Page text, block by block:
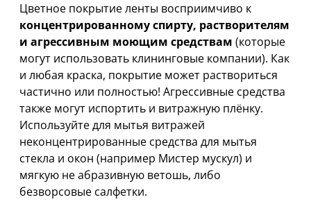
Цветное покрытие ленты восприимчиво к
концентрированному спирту, растворителям
и агрессивным моющим средствам (которые
могут использовать клининговые компании). Как
и любая краска, покрытие может раствориться
частично или полностью! Агрессивные средства
также могут испортить и витражную плёнку.
Используйте для мытья витражей
неконцентрированные средства для мытья
стекла и окон (например Мистер мускул) и
мягкую не абразивную ветошь, либо
безворсовые салфетки.